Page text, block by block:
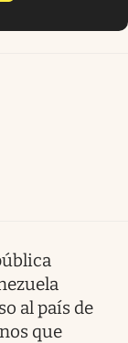
al país de
que